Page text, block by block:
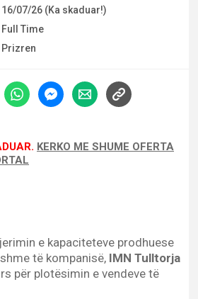
16/07/26 (Ka skaduar!)
Full Time
Prizren